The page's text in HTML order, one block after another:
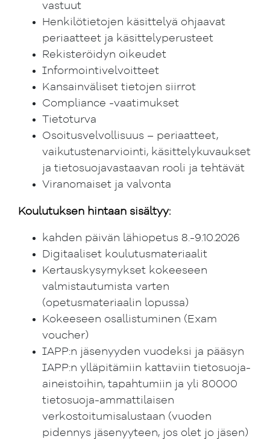
vastuut
Henkilötietojen käsittelyä ohjaavat
periaatteet ja käsittelyperusteet
Rekisteröidyn oikeudet
Informointivelvoitteet
Kansainväliset tietojen siirrot
Compliance -vaatimukset
Tietoturva
Osoitusvelvollisuus – periaatteet,
vaikutustenarviointi, käsittelykuvaukset
ja tietosuojavastaavan rooli ja tehtävät
Viranomaiset ja valvonta
Koulutuksen hintaan sisältyy:
kahden päivän lähiopetus 8.-9.10.2026
Digitaaliset koulutusmateriaalit
Kertauskysymykset kokeeseen
valmistautumista varten
(opetusmateriaalin lopussa)
Kokeeseen osallistuminen (Exam
voucher)
IAPP:n jäsenyyden vuodeksi ja pääsyn
IAPP:n ylläpitämiin kattaviin tietosuoja-
aineistoihin, tapahtumiin ja yli 80000
tietosuoja-ammattilaisen
verkostoitumisalustaan (vuoden
pidennys jäsenyyteen, jos olet jo jäsen)